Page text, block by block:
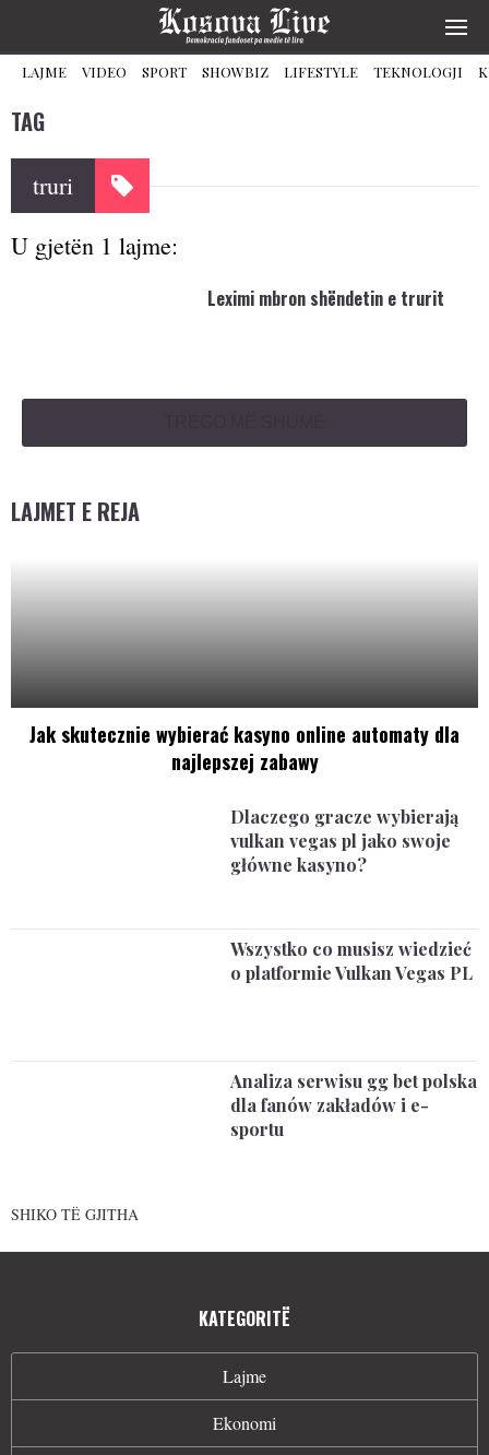
LAJME VIDEO SPORT SHOWBIZ LIFESTYLE TEKNOLOGJI
TAG
truri
U gjetën 1 lajme:
Leximi mbron shëndetin e trurit
LAJMET E REJA
Jak skutecznie wybierać kasyno online automaty dla
najlepszej zabawy
Dlaczego gracze wybierają
vulkan vegas pl jako swoje
główne kasyno?
Wszystko co musisz wiedzieć
o platformie Vulkan Vegas PL
Analiza serwisu gg bet polska
dla fanów zakładów i e-
sportu
SHIKO TË GJITHA
KATEGORITË
Lajme
Ekonomi